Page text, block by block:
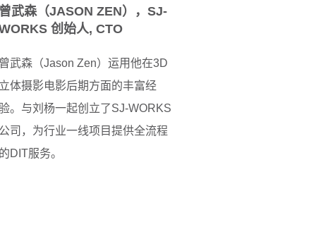
曾武森（JASON ZEN），SJ-
创始人, CTO
曾武森（Jason Zen）运用他在3D
立体摄影电影后期方面的丰富经
。与刘杨一起创立了SJ-WORKS
公司，为行业一线项目提供全流程
的DIT服务。